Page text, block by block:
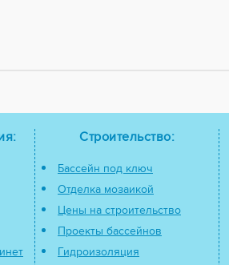
Строительство:
Бассейн под ключ
Отделка мозаикой
Цены на строительство
Проекты бассейнов
Гидроизоляция